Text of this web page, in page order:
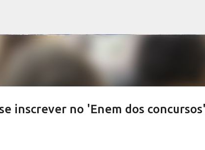
inscrever no 'Enem dos